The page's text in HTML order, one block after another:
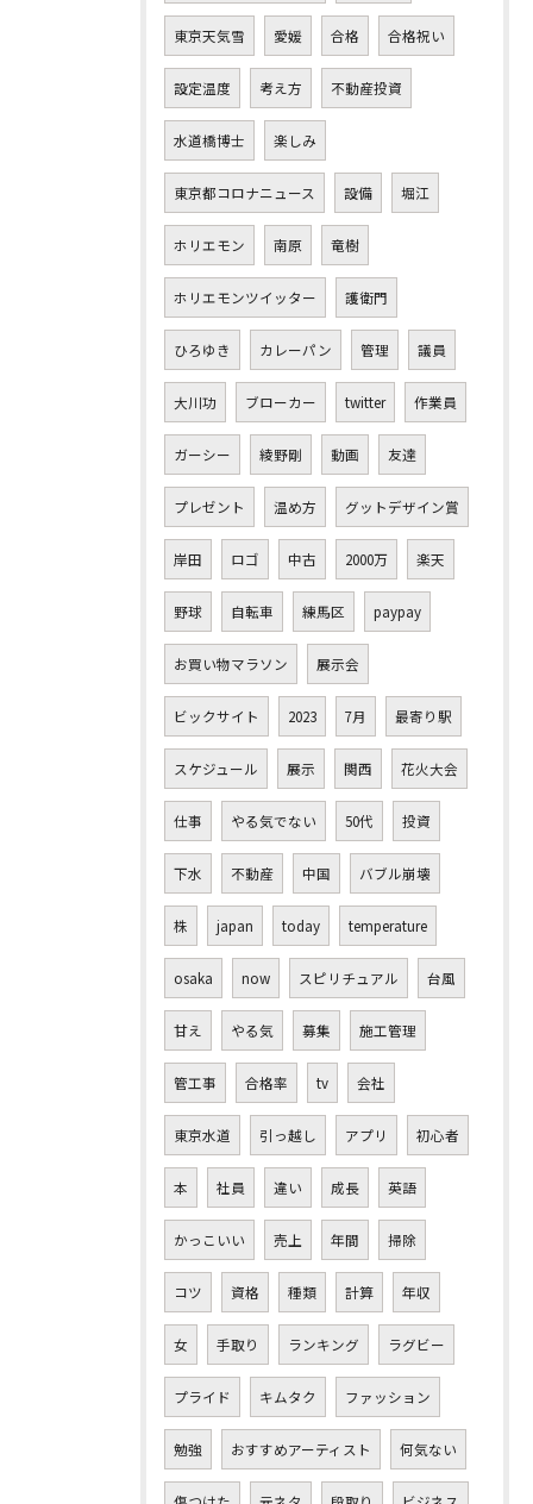
東京天気雪 愛媛 合格 合格祝い
設定温度 考え方 不動産投資
水道橋博士 楽しみ
東京都コロナニュース 設備 堀江
ホリエモン 南原 竜樹
ホリエモンツイッター 護衛門
ひろゆき カレーパン 管理 議員
大川功 ブローカー twitter 作業員
ガーシー 綾野剛 動画 友達
プレゼント 温め方 グットデザイン賞
岸田 ロゴ 中古 2000万 楽天
野球 自転車 練馬区 paypay
お買い物マラソン 展示会
ビックサイト 2023 7月 最寄り駅
スケジュール 展示 関西 花火大会
仕事 やる気でない 50代 投資
下水 不動産 中国 バブル崩壊
株 japan today temperature
osaka now スピリチュアル 台風
甘え やる気 募集 施工管理
管工事 合格率 tv 会社
東京水道 引っ越し アプリ 初心者
本 社員 違い 成長 英語
かっこいい 売上 年間 掃除
コツ 資格 種類 計算 年収
女 手取り ランキング ラグビー
プライド キムタク ファッション
勉強 おすすめアーティスト 何気ない